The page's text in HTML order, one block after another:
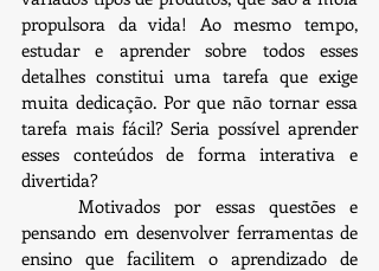
propulsora da vida! Ao mesmo tempo,
estudar e aprender sobre todos esses
detalhes constitui uma tarefa que exige
muita dedicação. Por que não tornar essa
tarefa mais fácil? Seria possível aprender
esses conteúdos de forma interativa e
divertida?
	Motivados por essas questões e
pensando em desenvolver ferramentas de
ensino que facilitem o aprendizado de